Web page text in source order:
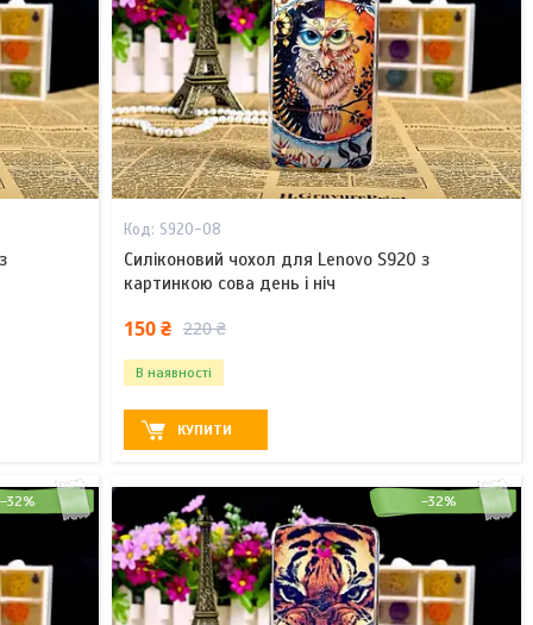
S920-08
Силіконовий чохол для Lenovo S920 з
картинкою сова день і ніч
150 ₴ 220 ₴
В наявності
КУПИТИ
–32% –32%